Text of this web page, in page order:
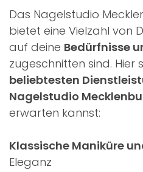
Das Nagelstudio
bietet eine Vielzahl von
auf deine Bedürfnisse
zugeschnitten sind. Hier
beliebtesten
Nagelstudio
erwarten kannst:
Klassische Maniküre
Eleganz